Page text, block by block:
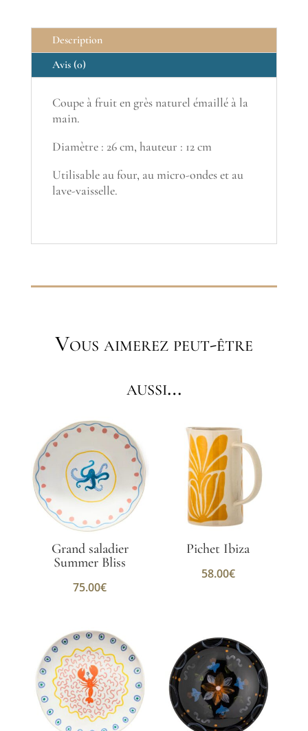
Description
Avis (0)
Coupe à fruit en grès naturel émaillé à la
main.
Diamètre : 26 cm, hauteur : 12 cm
Utilisable au four, au micro-ondes et au
lave-vaisselle.
Vous aimerez peut-être
aussi…
Grand saladier
Summer Bliss
75.00€
Pichet Ibiza
58.00€